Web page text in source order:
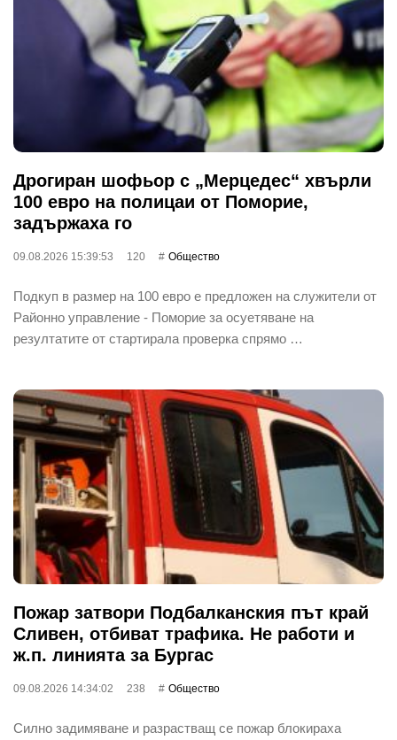
Дрогиран шофьор с „Мерцедес“ хвърли
100 евро на полицаи от Поморие,
задържаха го
09.08.2026 15:39:53 120 Общество
Подкуп в размер на 100 евро е предложен на служители от
Районно управление - Поморие за осуетяване на
резултатите от стартирала проверка спрямо …
Пожар затвори Подбалканския път край
Сливен, отбиват трафика. Не работи и
ж.п. линията за Бургас
09.08.2026 14:34:02 238 Общество
Силно задимяване и разрастващ се пожар блокираха